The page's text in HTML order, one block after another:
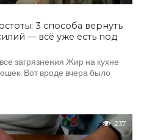
3 способа вернуть
— всё уже есть под
загрязнения Жир на кухне
Вот вроде вчера было
237